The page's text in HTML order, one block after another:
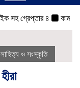
navigation
গ্রেপ্তার ৪ কামরুল-জসিম
সাহিত্য ও সংস্কৃতি